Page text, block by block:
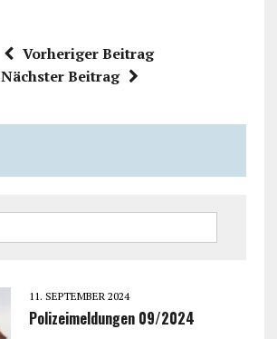
Vorheriger Beitrag
Nächster Beitrag
11. SEPTEMBER 2024
Polizeimeldungen 09/2024